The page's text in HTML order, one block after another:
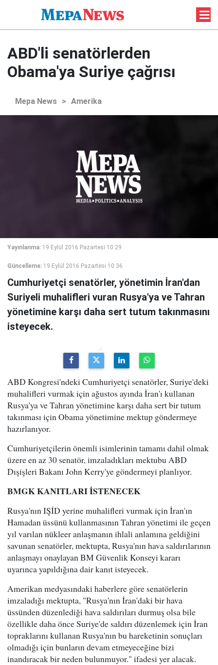
ABD'li senatörlerden
Obama'ya Suriye çağrısı
Mepa News > Amerika
Yayınlanma: 19 Eylül 2016 Pazartesi 10:29
Güncelleme: 19 Eylül 2016 Pazartesi 10:36
Cumhuriyetçi senatörler, yönetimin İran'dan
Suriyeli muhalifleri vuran Rusya'ya ve Tahran
yönetimine karşı daha sert tutum takınmasını
isteyecek.
ABD Kongresi'ndeki Cumhuriyetçi senatörler, Suriye'deki
muhalifleri vurmak için ağustos ayında İran'ı kullanan
Rusya'ya ve Tahran yönetimine karşı daha sert bir tutum
takınması için Obama yönetimine mektup göndermeye
hazırlanıyor.
Cumhuriyetçilerin önemli isimlerinin tamamı dahil olmak
üzere en az 30 senatör, imzaladıkları mektubu ABD
Dışişleri Bakanı John Kerry'ye göndermeyi planlıyor.
BMGK KANITLARI İSTENECEK
Rusya'nın IŞİD yerine muhalifleri vurmak için İran'ın
Hamadan üssünü kullanmasının Tahran yönetimi ile geçen
yıl varılan nükleer anlaşmanın ihlali anlamına geldiğini
savunan senatörler, mektupta, Rusya'nın hava saldırılarının
anlaşmayı onaylayan BM Güvenlik Konseyi kararı
uyarınca yapıldığına dair kanıt isteyecek.
Amerikan medyasındaki haberlere göre senatörlerin
imzaladığı mektupta, "Rusya'nın İran'daki bir hava
üssünden düzenlediği hava saldırıları durmuş olsa bile
özellikle daha önce Suriye'de saldırı düzenlemek için İran
topraklarını kullanan Rusya'nın bu hareketinin sonuçları
olmadığı için bunların devam etmeyeceğine bizi
inandıracak bir neden bulunmuyor." ifadesi yer alacak.